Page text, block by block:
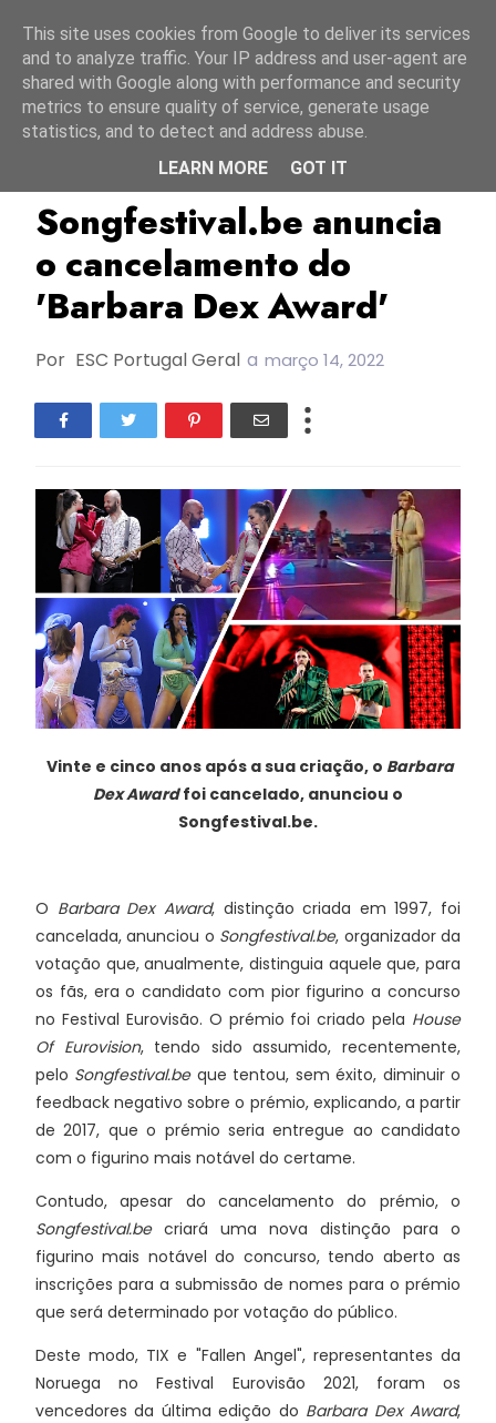
Barbara Dex Award Songfestival.be
Songfestival.be anuncia
o cancelamento do
'Barbara Dex Award'
Por ESC Portugal Geral a março 14, 2022
Vinte e cinco anos após a sua criação, o Barbara
Dex Awardfoi cancelado, anunciou o
Songfestival.be.
O Barbara Dex Award, distinção criada em 1997, foi
cancelada, anunciou o Songfestival.be, organizador da
votação que, anualmente, distinguia aquele que, para
os fãs, era o candidato com pior figurino a concurso
no Festival Eurovisão. O prémio foi criado pela House
Of Eurovision, tendo sido assumido, recentemente,
pelo Songfestival.beque tentou, sem éxito, diminuir o
feedback negativo sobre o prémio, explicando, a partir
de 2017, que o prémio seria entregue ao candidato
com o figurino mais notável do certame.
Contudo, apesar do cancelamento do prémio, o
Songfestival.becriará uma nova distinção para o
figurino mais notável do concurso, tendo aberto as
inscrições para a submissão de nomes para o prémio
que será determinado por votação do público.
Deste modo, TIX e "Fallen Angel", representantes da
Noruega no Festival Eurovisão 2021, foram os
vencedores da última edição do Barbara Dex Award,
This site uses cookies from Google to deliver its services
and to analyze traffic. Your IP address and user-agent are
shared with Google along with performance and security
metrics to ensure quality of service, generate usage
statistics, and to detect and address abuse.
LEARN MORE
GOT IT